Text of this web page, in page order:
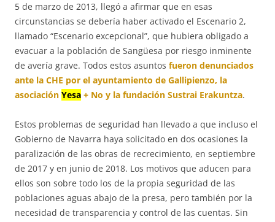
5 de marzo de 2013, llegó a afirmar que en esas
circunstancias se debería haber activado el Escenario 2,
llamado “Escenario excepcional”, que hubiera obligado a
evacuar a la población de Sangüesa por riesgo inminente
de avería grave. Todos estos asuntos fueron denunciados
ante la CHE por el ayuntamiento de Gallipienzo, la
asociación Yesa + No y la fundación Sustrai Erakuntza.
Estos problemas de seguridad han llevado a que incluso el
Gobierno de Navarra haya solicitado en dos ocasiones la
paralización de las obras de recrecimiento, en septiembre
de 2017 y en junio de 2018. Los motivos que aducen para
ellos son sobre todo los de la propia seguridad de las
poblaciones aguas abajo de la presa, pero también por la
necesidad de transparencia y control de las cuentas. Sin